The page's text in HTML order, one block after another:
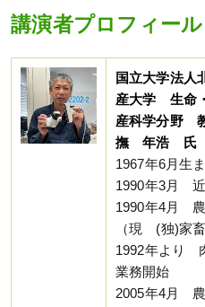
講演者プロフィール
国立大学法
産大学 生命
産科学分野
撫 年浩 氏
1967年6月生
1990年3月
1990年4月
（現 (独)家
1992年より
業務開始
2005年4月 農